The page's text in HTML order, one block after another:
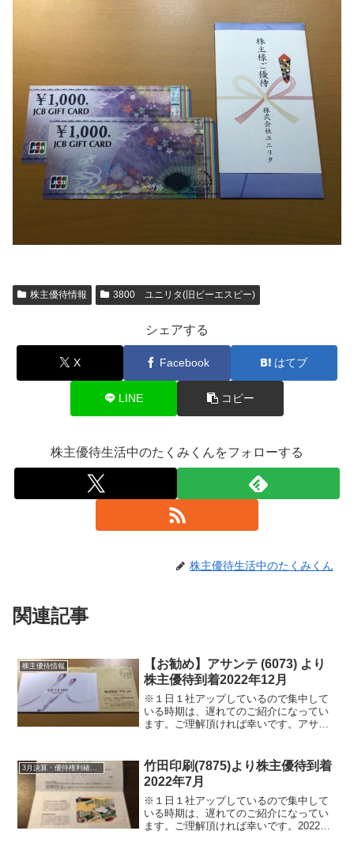
株主優待情報 3800 ユニリタ(旧ビーエスピー)
シェアする
X Facebook はてブ
LINE コピー
株主優待生活中のたくみくんをフォローする
株主優待生活中のたくみくん
関連記事
株主優待情報
【お勧め】アサンテ (6073) より
株主優待到着2022年12月
※１日１社アップしているので集中して
いる時期は、遅れてのご紹介になってい
ます。ご理解頂ければ幸いです。アサン
ンテ (6073) について 銘柄紹介まず銘...
3月決算・優待権利確定銘柄
竹田印刷(7875)より株主優待到着
2022年7月
※１日１社アップしているので集中して
いる時期は、遅れてのご紹介になってい
ます。ご理解頂ければ幸いです。2022年7